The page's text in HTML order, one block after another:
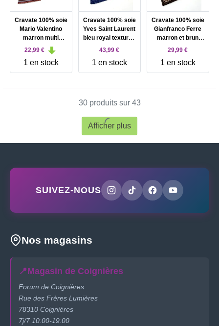
Cravate 100% soie
Mario Valentino
marron multi
rayures
22,99 €
1 en stock
Cravate 100% soie
Yves Saint Laurent
bleu royal texturée
à motifs carrés
43,99 €
1 en stock
Cravate 100% soie
Gianfranco Ferre
marron et brun
foncé à motif
29,99 €
1 en stock
30 produits sur 43
Afficher plus
SUIVEZ-NOUS
Nos magasins
📍Magasin de Coignières
Forum de Coignières
Rue des Frères Lumières
78310 Coignières
7j/7 10:00-19:00